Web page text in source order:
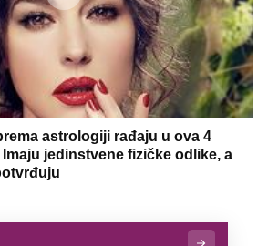
astrologiji rađaju u ova 4
jedinstvene fizičke odlike, a